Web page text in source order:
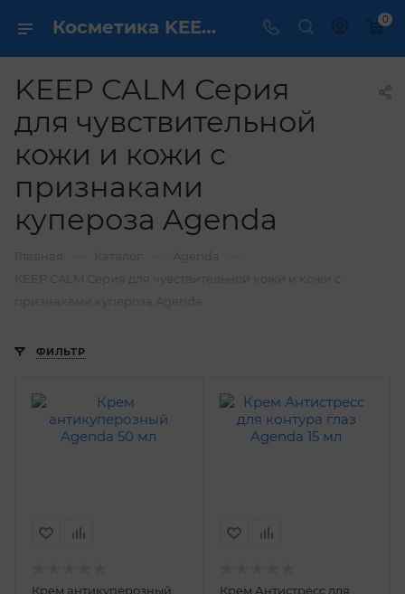
Косметика KEEP CALM Серия для чувствительной кожи и кожи с признаками купероза Agenda - купить в интернет магазине ✔️ по выгодной цене 0
KEEP CALM Серия
для чувствительной
кожи и кожи с
признаками
купероза Agenda
ФИЛЬТР
Крем антикуперозный
Крем Антистресс для